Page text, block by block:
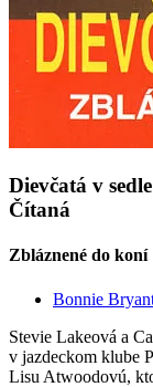
Dievčatá v
Čítaná
Zbláznené do koní
Bonnie
Stevie Lakeová a
v jazdeckom klube
Lisu Atwoodovú,